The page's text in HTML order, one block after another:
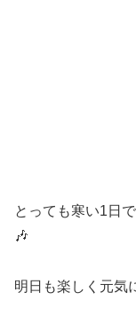
とっても寒い1日
🎶
明日も楽しく元気